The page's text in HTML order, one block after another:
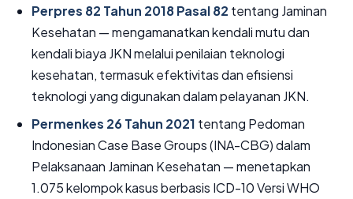
Perpres 82 Tahun 2018 Pasal 82 tentang Jaminan
Kesehatan — mengamanatkan kendali mutu dan
kendali biaya JKN melalui penilaian teknologi
kesehatan, termasuk efektivitas dan efisiensi
teknologi yang digunakan dalam pelayanan JKN.
Permenkes 26 Tahun 2021 tentang Pedoman
Indonesian Case Base Groups (INA-CBG) dalam
Pelaksanaan Jaminan Kesehatan — menetapkan
1.075 kelompok kasus berbasis ICD-10 Versi WHO